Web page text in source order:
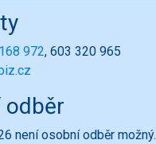
972, 603 320 965
odběr
není osobní odběr možný.